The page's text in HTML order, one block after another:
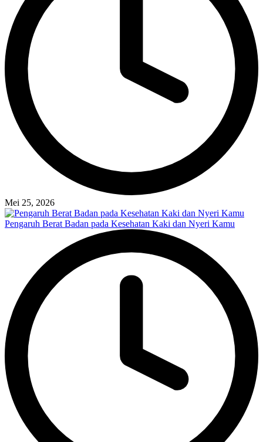
Mei 25, 2026
Pengaruh Berat Badan pada Kesehatan Kaki dan Nyeri Kamu